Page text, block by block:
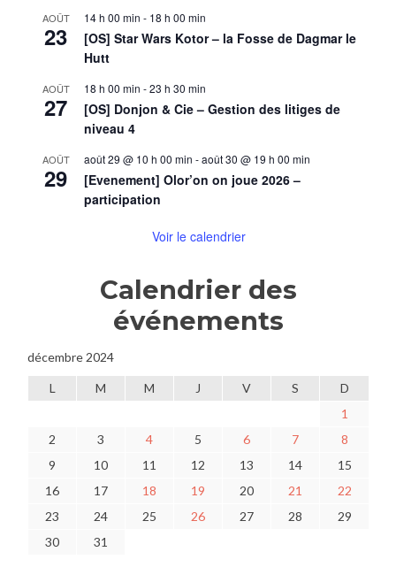
AOÛT
23
14 h 00 min - 18 h 00 min
[OS] Star Wars Kotor – la Fosse de Dagmar le
Hutt
AOÛT
27
18 h 00 min -23 h 30 min
[OS] Donjon & Cie – Gestion des litiges de
niveau 4
AOÛT
29
août 29 @ 10 h 00 min -août 30 @ 19 h 00 min
[Evenement] Olor’on on joue 2026 –
participation
Voir le calendrier
Calendrier des
événements
décembre 2024
L M M J V S
D
1
2
3 4 5 6 7
8
9
10 11 12 13 14
15
16
17 18 19 20 21
22
23
24 25 26 27 28
29
30
31